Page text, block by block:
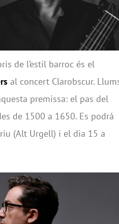
de l’estil barroc és el
al concert Clarobscur.
premissa: el pas del
de 1500 a 1650. Es podrá
(Alt Urgell) i el dia 15 a